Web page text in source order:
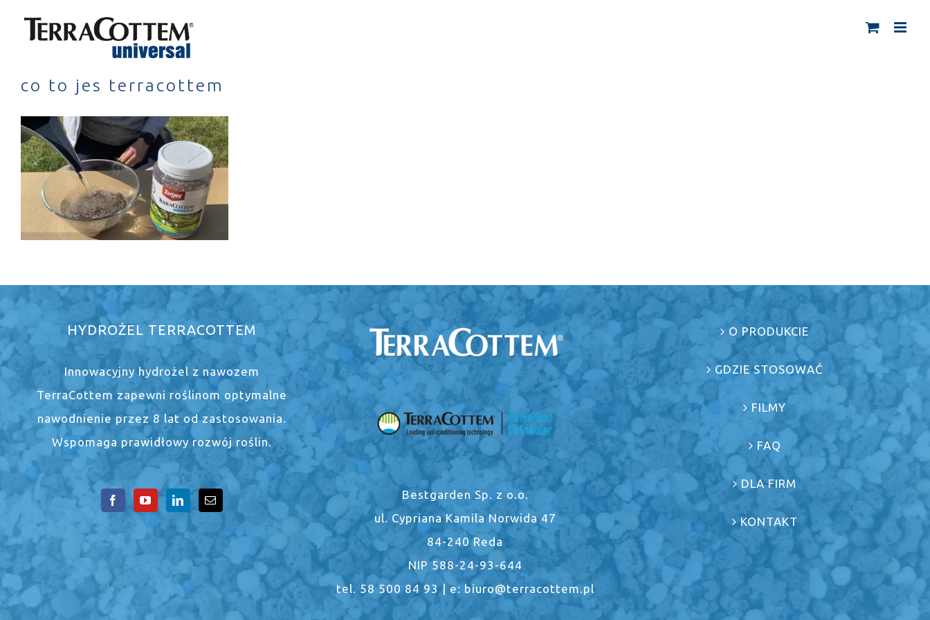
co to jes terracottem
HYDROŻEL TERRACOTTEM
Innowacyjny hydrożel z nawozem
TerraCottem zapewni roślinom optymalne
nawodnienie przez 8 lat od zastosowania.
Wspomaga prawidłowy rozwój roślin.
Bestgarden Sp. z o.o.
ul. Cypriana Kamila Norwida 47
84-240 Reda
NIP 588-24-93-644
tel. 58 500 84 93 | e: biuro@terracottem.pl
O PRODUKCIE
GDZIE STOSOWAĆ
FILMY
FAQ
DLA FIRM
KONTAKT